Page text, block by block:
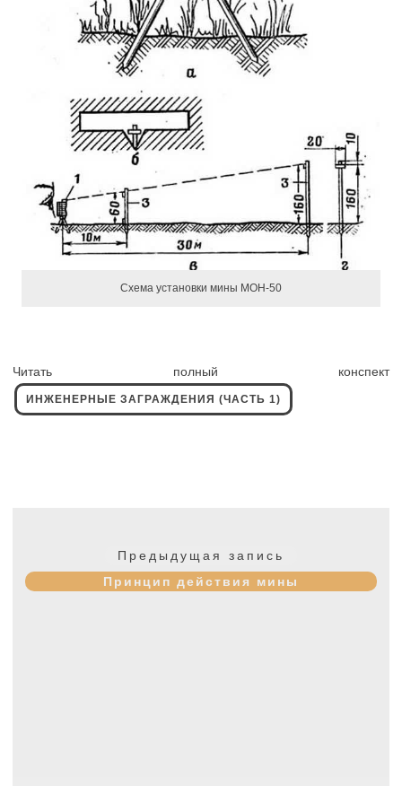
Схема установки мины МОН-50
Читать полный конспект
ИНЖЕНЕРНЫЕ ЗАГРАЖДЕНИЯ (ЧАСТЬ 1)
Предыдущая запись
запись:
Принцип действия мины